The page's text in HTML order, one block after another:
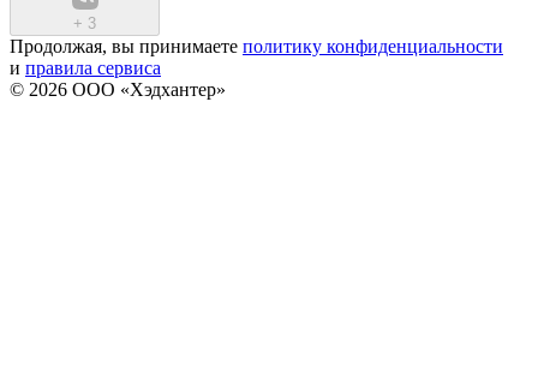
+ 3
Продолжая, вы принимаете политику конфиденциальности
и правила сервиса
© 2026 ООО «Хэдхантер»